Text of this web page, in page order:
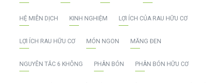
HỆ MIỄN DỊCH KINH NGHIỆM LỢI ÍCH CỦA RAU HỮU CƠ
LỢI ÍCH RAU HỮU CƠ MÓN NGON MĂNG ĐEN
NGUYÊN TẮC 6 KHÔNG PHÂN BÓN PHÂN BÓN HỮU CƠ